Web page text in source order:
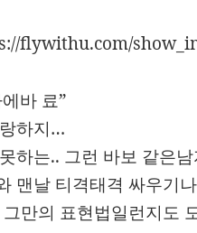
flywithu.com/
바 료”
하지…
하는.. 그런 바보 같은
맨날 티격태격 싸우기
만의 표현법일런지도